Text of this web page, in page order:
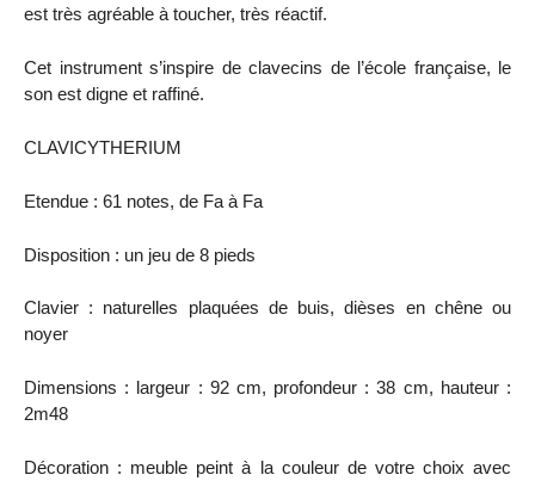
est très agréable à toucher, très réactif.
Cet instrument s’inspire de clavecins de l’école française, le
son est digne et raffiné.
CLAVICYTHERIUM
Etendue : 61 notes, de Fa à Fa
Disposition : un jeu de 8 pieds
Clavier : naturelles plaquées de buis, dièses en chêne ou
noyer
Dimensions : largeur : 92 cm, profondeur : 38 cm, hauteur :
2m48
Décoration : meuble peint à la couleur de votre choix avec